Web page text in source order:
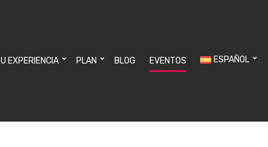
EXPERIENCIA PLAN BLOG EVENTOS ESPAÑOL